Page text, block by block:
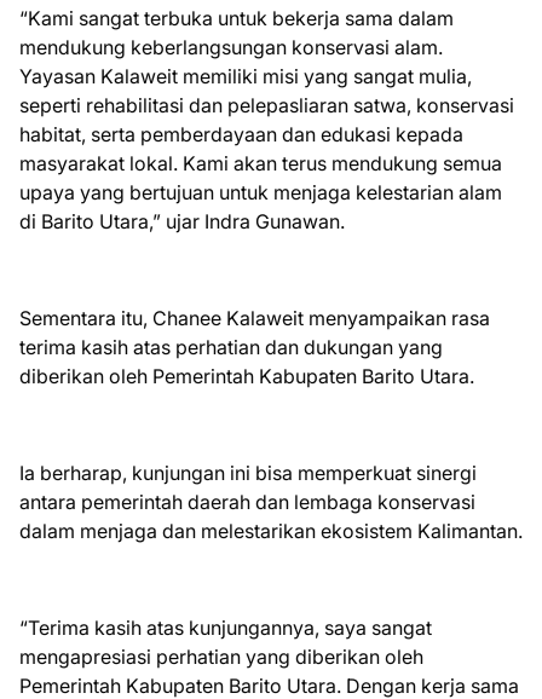
“Kami sangat terbuka untuk bekerja sama dalam
mendukung keberlangsungan konservasi alam.
Yayasan Kalaweit memiliki misi yang sangat mulia,
seperti rehabilitasi dan pelepasliaran satwa, konservasi
habitat, serta pemberdayaan dan edukasi kepada
masyarakat lokal. Kami akan terus mendukung semua
upaya yang bertujuan untuk menjaga kelestarian alam
di Barito Utara,” ujar Indra Gunawan.
Sementara itu, Chanee Kalaweit menyampaikan rasa
terima kasih atas perhatian dan dukungan yang
diberikan oleh Pemerintah Kabupaten Barito Utara.
Ia berharap, kunjungan ini bisa memperkuat sinergi
antara pemerintah daerah dan lembaga konservasi
dalam menjaga dan melestarikan ekosistem Kalimantan.
“Terima kasih atas kunjungannya, saya sangat
mengapresiasi perhatian yang diberikan oleh
Pemerintah Kabupaten Barito Utara. Dengan kerja sama